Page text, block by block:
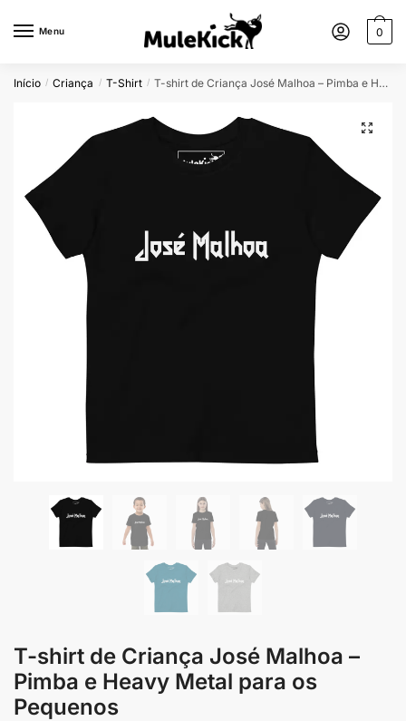
Menu 0
Início / Criança / T-Shirt / T-shirt de Criança José Malhoa – Pimba e Heavy Metal para os Pequenos
🔍
T-shirt de Criança José Malhoa –
Pimba e Heavy Metal para os
Pequenos